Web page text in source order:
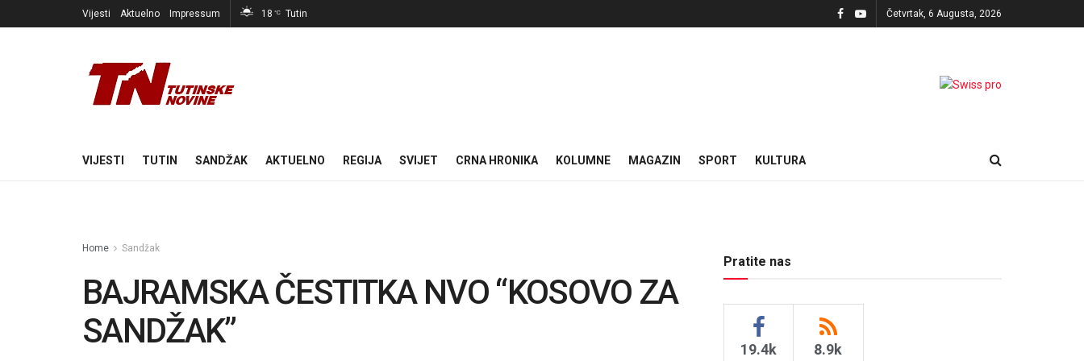
Vijesti Aktuelno Impressum 18 °C Tutin Četvrtak, 6 Augusta, 2026
VIJESTI TUTIN SANDŽAK AKTUELNO REGIJA SVIJET CRNA HRONIKA KOLUMNE MAGAZIN SPORT KULTURA
Home Sandžak
BAJRAMSKA ČESTITKA NVO “KOSOVO ZA
SANDŽAK”
Pratite nas
19.4k 8.9k